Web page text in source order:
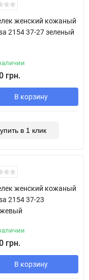
женский кожаный
2154 37-27 зеленый
грн.
В корзину
в 1 клик
женский кожаный
2154 37-23
грн.
В корзину